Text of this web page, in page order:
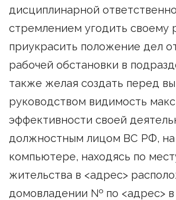
дисциплинарной
стремлением угодить своему
приукрасить положение дел
рабочей обстановки в
также желая создать перед
руководством видимость
эффективности своей
должностным лицом ВС РФ, на
компьютере, находясь по
жительства в <адрес>
домовладении № по <адрес> в